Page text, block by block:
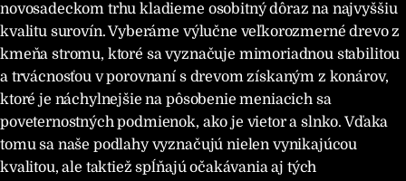
novosadeckom trhu kladieme osobitný dôraz na najvyššiu
kvalitu surovín. Vyberáme výlučne veľkorozmerné drevo z
kmeňa stromu, ktoré sa vyznačuje mimoriadnou stabilitou
a trvácnosťou v porovnaní s drevom získaným z konárov,
ktoré je náchylnejšie na pôsobenie meniacich sa
poveternostných podmienok, ako je vietor a slnko. Vďaka
tomu sa naše podlahy vyznačujú nielen vynikajúcou
kvalitou, ale taktiež spĺňajú očakávania aj tých